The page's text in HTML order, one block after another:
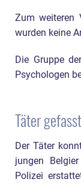
Zum weiteren
wurden keine
Die Gruppe
Psychologen
Täter
Der Täter
jungen
Polizei